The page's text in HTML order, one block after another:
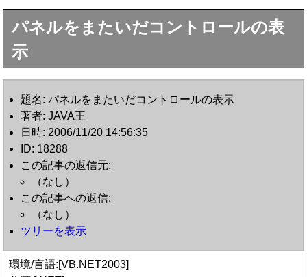
パネルをまたいだコントロールの表
示
題名: パネルをまたいだコントロールの表示
著者: JAVA王
日時: 2006/11/20 14:56:35
ID: 18288
この記事の返信元:
（なし）
この記事への返信:
（なし）
ツリーを表示
環境/言語:[VB.NET2003]